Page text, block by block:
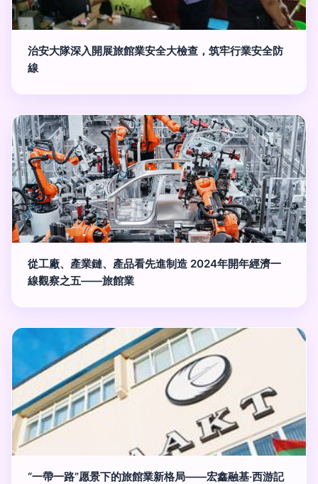
治安大隊深入開展旅館業安全大檢查，筑牢行業安全防
線
從工廠、產業鏈、產品看先進制造 2024年開年經濟一
線觀察之五——旅館業
“一帶一路”愿景下的旅館業新格局——宏鑫融基·西游記